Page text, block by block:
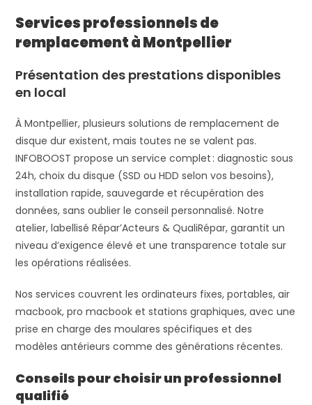
Services professionnels de
remplacement à Montpellier
Présentation des prestations disponibles
en local
À Montpellier, plusieurs solutions de remplacement de
disque dur existent, mais toutes ne se valent pas.
INFOBOOST propose un service complet : diagnostic sous
24h, choix du disque (SSD ou HDD selon vos besoins),
installation rapide, sauvegarde et récupération des
données, sans oublier le conseil personnalisé. Notre
atelier, labellisé Répar’Acteurs & QualiRépar, garantit un
niveau d’exigence élevé et une transparence totale sur
les opérations réalisées.
Nos services couvrent les ordinateurs fixes, portables, air
macbook, pro macbook et stations graphiques, avec une
prise en charge des moulares spécifiques et des
modèles antérieurs comme des générations récentes.
Conseils pour choisir un professionnel
qualifié